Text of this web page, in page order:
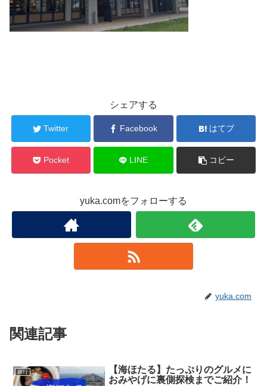
シェアする
Twitter Facebook はてブ
Pocket LINE コピー
yuka.comをフォローする
yuka.com
関連記事
旅行
【海ほたる】たっぷりのグルメに
おみやげに裏側探検までご紹介！